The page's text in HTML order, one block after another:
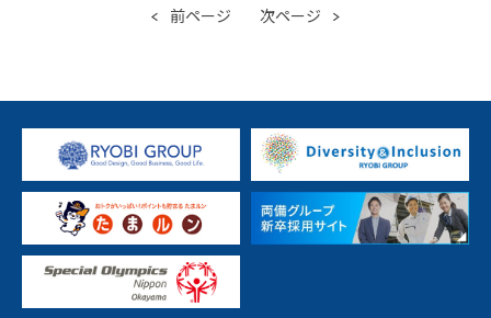
前ページ 次ページ